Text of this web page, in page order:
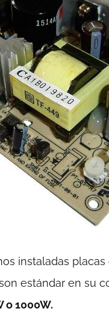
instaladas
estándar en su
1000W.